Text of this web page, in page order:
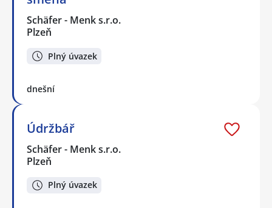
Schäfer - Menk s.r.o.
Plzeň
Plný úvazek
dnešní
Údržbář
Schäfer - Menk s.r.o.
Plzeň
Plný úvazek